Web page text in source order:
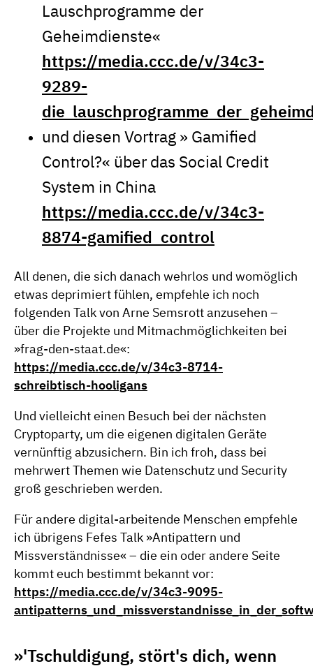
Lauschprogramme der
Geheimdienste«
https://media.ccc.de/v/34c3-
9289-
und diesen Vortrag » Gamified
Control?« über das Social Credit
System in China
https://media.ccc.de/v/34c3-
8874-gamified_control
All denen, die sich danach wehrlos und womöglich
etwas deprimiert fühlen, empfehle ich noch
folgenden Talk von Arne Semsrott anzusehen –
über die Projekte und Mitmachmöglichkeiten bei
»frag-den-staat.de«:
https://media.ccc.de/v/34c3-8714-
schreibtisch-hooligans
Und vielleicht einen Besuch bei der nächsten
Cryptoparty, um die eigenen digitalen Geräte
vernünftig abzusichern. Bin ich froh, dass bei
mehrwert Themen wie Datenschutz und Security
groß geschrieben werden.
Für andere digital-arbeitende Menschen empfehle
ich übrigens Fefes Talk »Antipattern und
Missverständnisse« – die ein oder andere Seite
kommt euch bestimmt bekannt vor:
https://media.ccc.de/v/34c3-9095-
»'Tschuldigung, stört's dich, wenn